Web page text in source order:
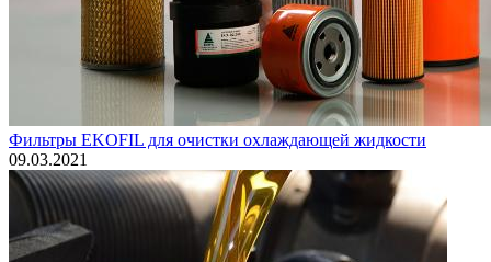
Фильтры EKOFIL для очистки охлаждающей жидкости
09.03.2021